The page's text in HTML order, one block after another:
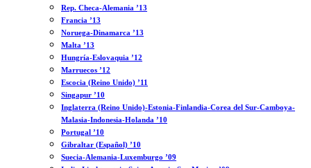
Rep. Checa-Alemania ’13
Francia ’13
Noruega-Dinamarca ’13
Malta ’13
Hungría-Eslovaquia ’12
Marruecos ’12
Escocia (Reino Unido) ’11
Singapur ’10
Inglaterra (Reino Unido)-Estonia-Finlandia-Corea del Sur-Camboya-
Malasia-Indonesia-Holanda ’10
Portugal ’10
Gibraltar (Español) ’10
Suecia-Alemania-Luxemburgo ’09